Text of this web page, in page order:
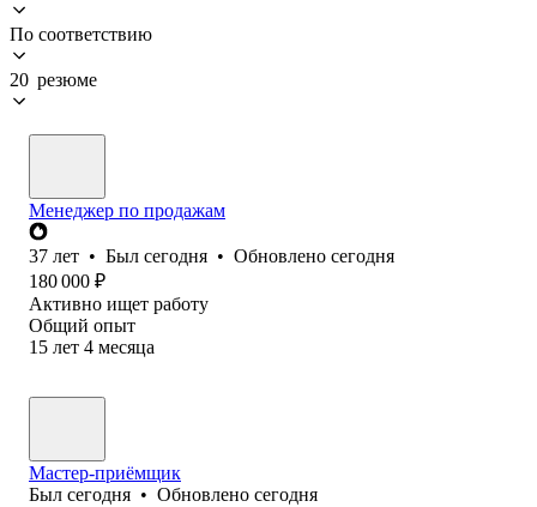
По соответствию
20 резюме
Менеджер по продажам
37 лет • Был сегодня • Обновлено сегодня
180 000 ₽
Активно ищет работу
Общий опыт
15 лет 4 месяца
Мастер-приёмщик
Был сегодня • Обновлено сегодня